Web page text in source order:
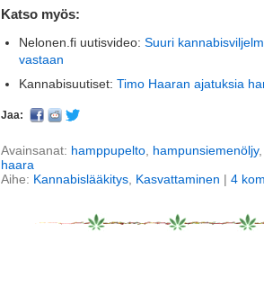
Katso myös:
Nelonen.fi uutisvideo: Suuri
vastaan
Kannabisuutiset: Timo Haaran ajatuksia
Jaa:
Avainsanat: hamppupelto, hampunsiemenöljy
haara
Aihe: Kannabislääkitys, Kasvattaminen | 4